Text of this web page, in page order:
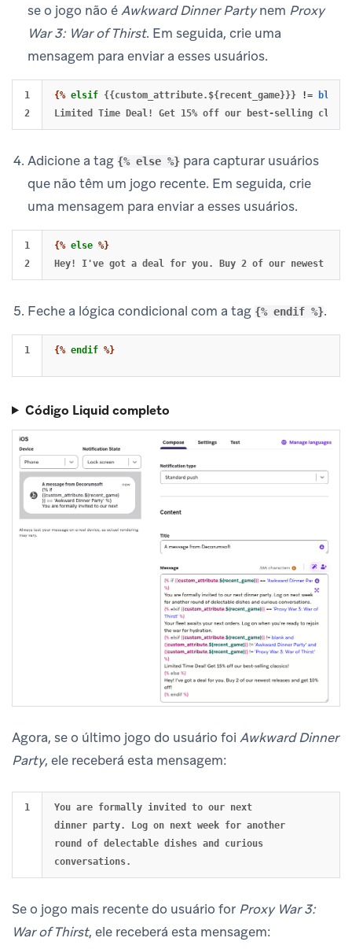
se o jogo não éAwkward Dinner Partynem Proxy
War 3: War of Thirst. Em seguida, crie uma
mensagem para enviar a esses usuários.
1
{% elsif {{custom_attribute.${recent_game}}} != blank
Adicione a tag {% else %} para capturar usuários
que não têm um jogo recente. Em seguida, crie
uma mensagem para enviar a esses usuários.
1
{% else %}
Feche a lógica condicional com a tag {% endif %}.
{% endif %}
Código Liquid completo
Agora, se o último jogo do usuário foi Awkward Dinner
Party, ele receberá esta mensagem:
You are formally invited to our next
dinner party. Log on next week for another
round of delectable dishes and curious
Se o jogo mais recente do usuário for Proxy War 3:
War of Thirst, ele receberá esta mensagem: